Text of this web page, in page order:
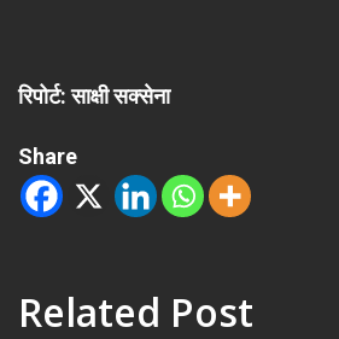
रिपोर्ट: साक्षी सक्सेना
Share
Related Post